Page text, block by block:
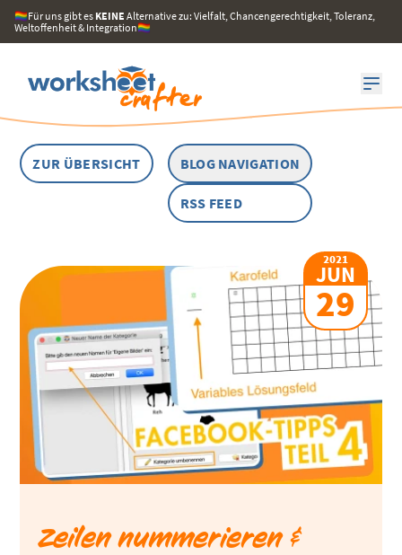
🏳️‍🌈Für uns gibt es KEINE Alternative zu: Vielfalt, Chancengerechtigkeit, Toleranz,
Weltoffenheit & Integration🏳️‍🌈
ZUR ÜBERSICHT BLOG NAVIGATION
RSS FEED
2021
JUN
29
Zeilen nummerieren &